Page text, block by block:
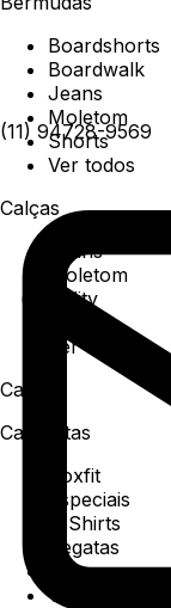
(11) 94728-9569
Boardshorts
Boardwalk
Jeans
Moletom
Shorts
Ver todos
Calças
Jeans
Moletom
Utility
Ver todos
Camisa
Camisetas
Boxfit
Especiais
T-Shirts
Regatas
Polo
Ver todos